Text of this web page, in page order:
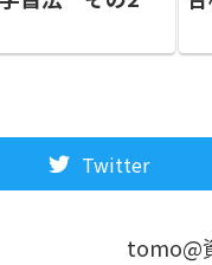
Twitter
tomo@